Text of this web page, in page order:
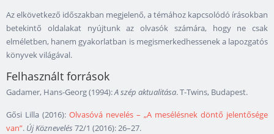
Az elkövetkező időszakban megjelenő, a témához kapcsolódó írásokban
betekintő oldalakat nyújtunk az olvasók számára, hogy ne csak
elméletben, hanem gyakorlatban is megismerkedhessenek a lapozgatós
könyvek világával.
Felhasznált források
Gadamer, Hans-Georg (1994):A szép aktualitása. T-Twins, Budapest.
Gősi Lilla (2016): Olvasóvá nevelés – „A mesélésnek döntő jelentősége
van”. Új Köznevelés 72/1 (2016): 26–27.